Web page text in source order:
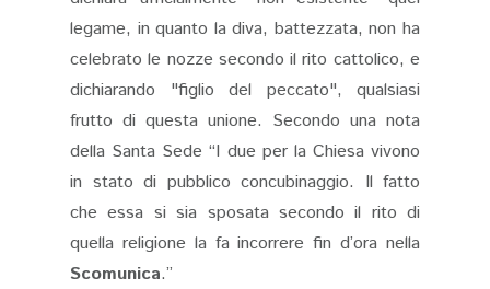
legame, in quanto la diva, battezzata, non ha
celebrato le nozze secondo il rito cattolico, e
dichiarando "figlio del peccato", qualsiasi
frutto di questa unione. Secondo una nota
della Santa Sede “I due per la Chiesa vivono
in stato di pubblico concubinaggio. Il fatto
che essa si sia sposata secondo il rito di
quella religione la fa incorrere fin d’ora nella
Scomunica.”